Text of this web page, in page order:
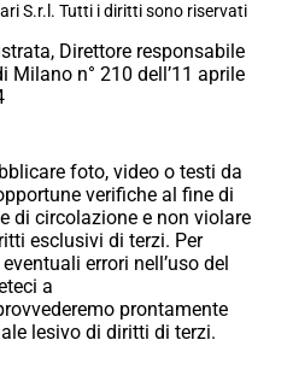
S.r.l. Tutti i diritti sono riservati
Direttore responsabile
Milano n° 210 dell’11 aprile
foto, video o testi da
verifiche al fine di
di circolazione e non violare
esclusivi di terzi. Per
errori nell’uso del
a
prontamente
lesivo di diritti di terzi.